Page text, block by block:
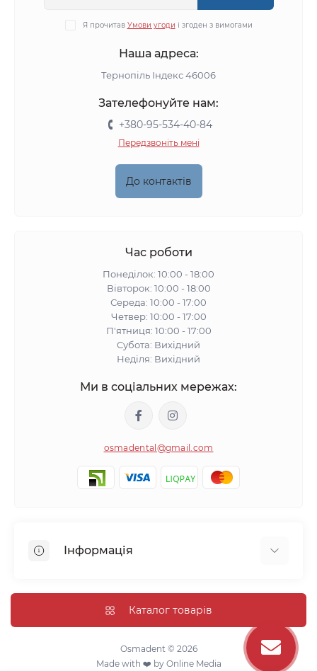
Я прочитав Умови угоди і згоден з вимогами
Наша адреса:
Тернопіль Індекс 46006
Зателефонуйте нам:
+380-95-534-40-84
Передзвоніть мені
До контактів
Час роботи
Понеділок: 10:00 - 18:00
Вівторок: 10:00 - 18:00
Середа: 10:00 - 17:00
Четвер: 10:00 - 17:00
П'ятниця: 10:00 - 17:00
Субота: Вихідний
Неділя: Вихідний
Ми в соціальних мережах:
osmadental@gmail.com
Інформація
Відгуки про магазин
Доставка
Каталог товарів
Osmadent © 2026
Made with ❤️ by Online Media